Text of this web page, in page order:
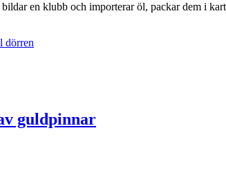
en klubb och importerar öl, packar dem i
dörren
guldpinnar